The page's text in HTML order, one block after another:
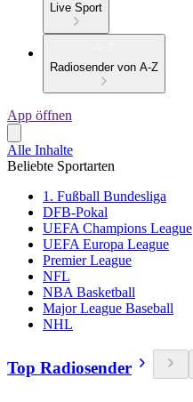
Live Sport
Radiosender von A-Z
App öffnen
Alle Inhalte
Beliebte Sportarten
1. Fußball Bundesliga
DFB-Pokal
UEFA Champions League
UEFA Europa League
Premier League
NFL
NBA Basketball
Major League Baseball
NHL
Top Radiosender